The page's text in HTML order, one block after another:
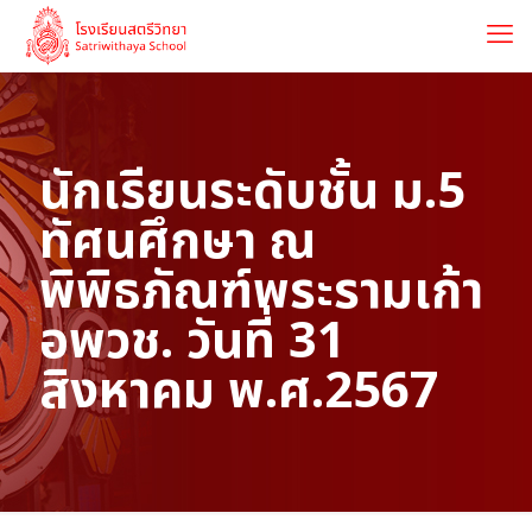
นักเรียนระดับชั้น ม.5
ทัศนศึกษา ณ
พิพิธภัณฑ์พระรามเก้า
อพวช. วันที่ 31
สิงหาคม พ.ศ.2567